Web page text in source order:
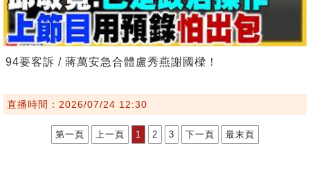
94要客訴 / 蔣萬安急合體盧秀燕謝國樑！
直播時間：2026/07/24 12:30
第一頁 上一頁 1 2 3 下一頁 最末頁